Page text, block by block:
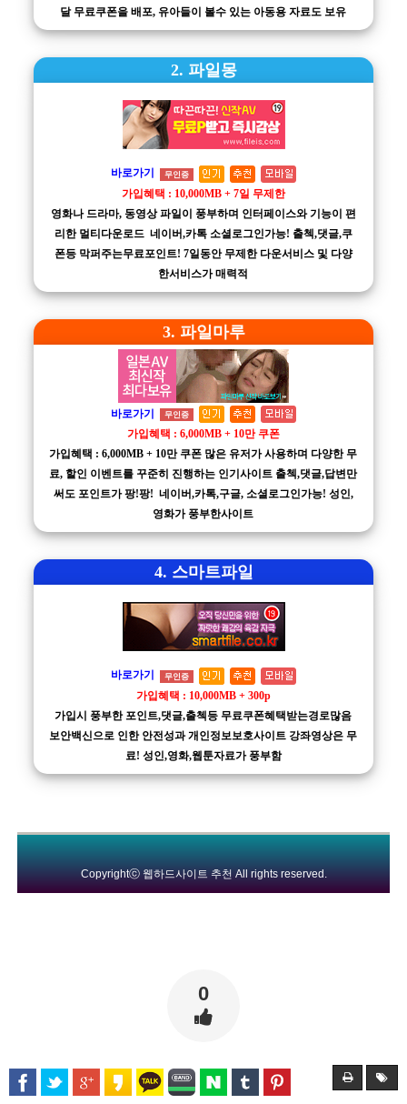
달 무료쿠폰을 배포, 유아들이 볼수 있는 아동용 자료도 보유
2. 파일몽
바로가기 무인증
가입혜택 : 10,000MB + 7일 무제한
영화나 드라마, 동영상 파일이 풍부하며 인터페이스와 기능이 편
리한 멀티다운로드 네이버,카톡 소셜로그인가능! 출첵,댓글,쿠
폰등 막퍼주는무료포인트! 7일동안 무제한 다운서비스 및 다양
한서비스가 매력적
3. 파일마루
바로가기 무인증
가입혜택 : 6,000MB + 10만 쿠폰
가입혜택 : 6,000MB + 10만 쿠폰 많은 유저가 사용하며 다양한 무
료, 할인 이벤트를 꾸준히 진행하는 인기사이트 출첵,댓글,답변만
써도 포인트가 팡!팡! 네이버,카톡,구글, 소셜로그인가능! 성인,
영화가 풍부한사이트
4. 스마트파일
바로가기 무인증
가입혜택 : 10,000MB + 300p
가입시 풍부한 포인트,댓글,출첵등 무료쿠폰혜택받는경로많음
보안백신으로 인한 안전성과 개인정보보호사이트 강좌영상은 무
료! 성인,영화,웹툰자료가 풍부함
Copyrightⓒ 웹하드사이트 추천 All rights reserved.
0